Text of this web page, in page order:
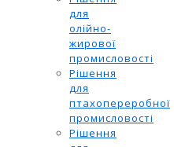
для
олійно-
жирової
промисловості
Рішення
для
птахопереробної
промисловості
Рішення